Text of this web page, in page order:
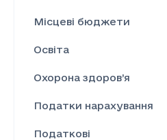
Місцеві бюджети
Освіта
Охорона здоров’я
Податки нарахування
Податкові